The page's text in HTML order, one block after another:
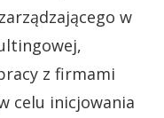
w
z firmami
celu inicjowania